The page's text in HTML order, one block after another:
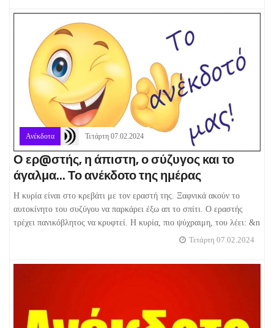
Ανέκδοτα Τετάρτη 07.02.2024
Ο ερ@στής, η άπιστη, ο σύζυγος και το
άγαλμα... Το ανέκδοτο της ημέρας
Η κυρία είναι στο κρεβάτι με τον εραστή της. Ξαφνικά ακούν το
αυτοκίνητο του συζύγου να παρκάρει έξω απ το σπίτι. Ο εραστής
τρέχει πανικόβλητος να κρυφτεί. Η κυρία, πιο ψύχραιμη, του λέει: &n
Τετάρτη 07.02.2024